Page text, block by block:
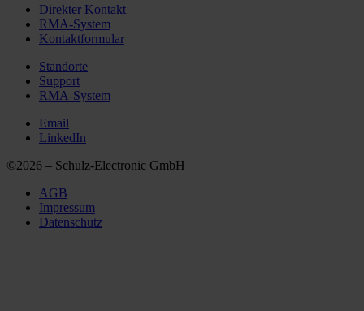
Direkter Kontakt
RMA-System
Kontaktformular
Standorte
Support
RMA-System
Email
LinkedIn
©2026 – Schulz-Electronic GmbH
AGB
Impressum
Datenschutz